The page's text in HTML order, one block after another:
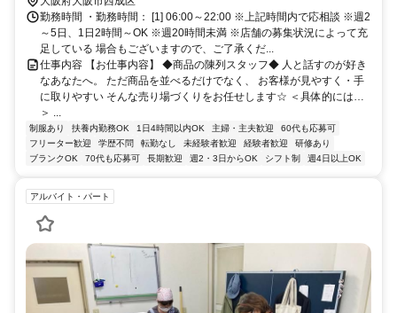
勤務時間 ・勤務時間： [1] 06:00～22:00 ※上記時間内で応相談 ※週2
～5日、1日2時間～OK ※週20時間未満 ※店舗の募集状況によって充
足している 場合もございますので、ご了承くだ...
仕事内容 【お仕事内容】 ◆商品の陳列スタッフ◆ 人と話すのが好き
なあなたへ。 ただ商品を並べるだけでなく、 お客様が見やすく・手
に取りやすい そんな売り場づくりをお任せします☆ ＜具体的には…
＞ ...
制服あり 扶養内勤務OK 1日4時間以内OK 主婦・主夫歓迎
60代も応募可
フリーター歓迎
学歴不問 転勤なし 未経験者歓迎 経験者歓迎
研修あり
ブランクOK
70代も応募可 長期歓迎 週2・3日からOK シフト制 週4日以上OK
アルバイト・パート